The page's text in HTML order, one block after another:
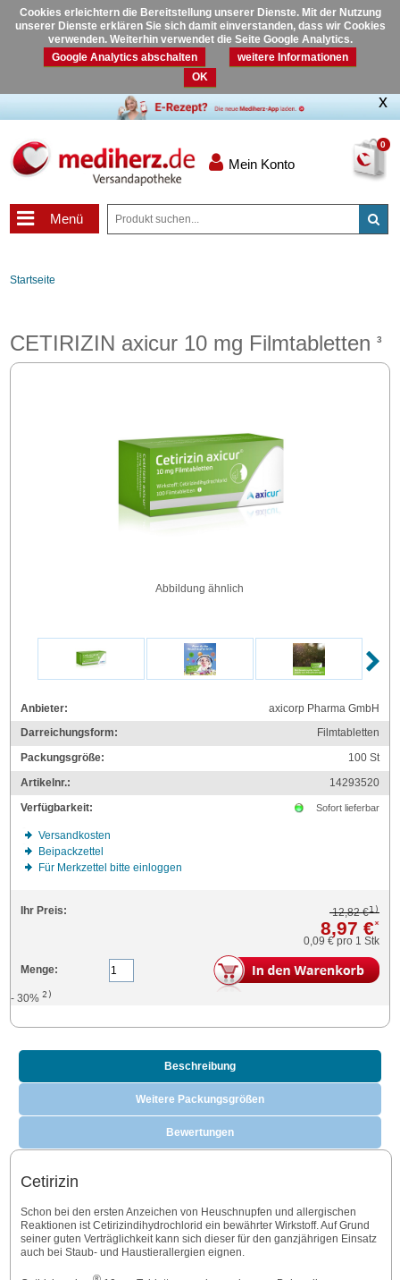
Cookies erleichtern die Bereitstellung unserer Dienste. Mit der Nutzung
unserer Dienste erklären Sie sich damit einverstanden, dass wir Cookies
verwenden. Weiterhin verwendet die Seite Google Analytics.
Google Analytics abschalten
weitere Informationen
OK
0
Mein Konto
Menü
Startseite
CETIRIZIN axicur 10 mg Filmtabletten3
Abbildung ähnlich
Anbieter:
axicorp Pharma GmbH
Darreichungsform:
Filmtabletten
Packungsgröße:
100St
Artikelnr.:
14293520
Verfügbarkeit:
Sofort lieferbar
Versandkosten
Beipackzettel
Für Merkzettel bitte einloggen
Ihr Preis: 12,82 €1)
8,97 €*
0,09 €pro 1 Stk
Menge:
- 30%2)
Beschreibung
Weitere Packungsgrößen
Bewertungen
Cetirizin
Schon bei den ersten Anzeichen von Heuschnupfen und allergischen
Reaktionen ist Cetirizindihydrochlorid ein bewährter Wirkstoff. Auf Grund
seiner guten Verträglichkeit kann sich dieser für den ganzjährigen Einsatz
auch bei Staub- und Haustierallergien eignen.